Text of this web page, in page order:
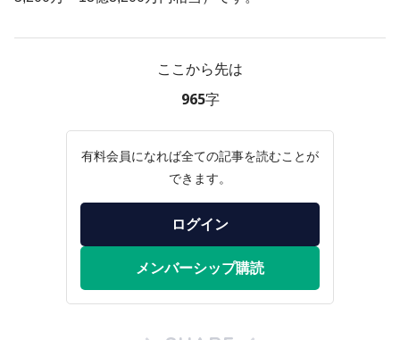
ここから先は
965字
有料会員になれば全ての記事を読むことが
できます。
ログイン
メンバーシップ購読